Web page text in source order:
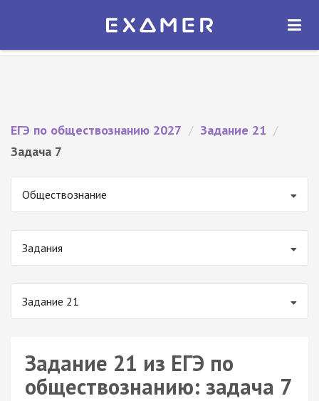
Экзамер — ЕГЭ 2027
ОТКРЫТЬ
ЕГЭ по обществознанию 2027 / Задание 21 /
Задача 7
Обществознание
Задания
Задание 21
Задание 21 из ЕГЭ по
обществознанию: задача 7